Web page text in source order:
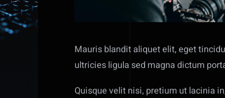
Mauris blandit aliquet elit, eget
ultricies ligula sed magna dictum
Quisque velit nisi, pretium ut lacinia